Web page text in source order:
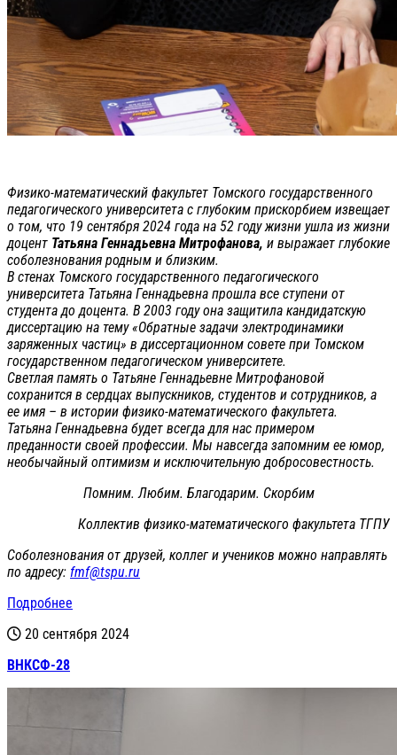
Физико-математический факультет Томского государственного
педагогического университета с глубоким прискорбием извещает
о том, что 19 сентября 2024 года на 52 году жизни ушла из жизни
доцент Татьяна Геннадьевна Митрофанова, и выражает глубокие
соболезнования родным и близким.
В стенах Томского государственного педагогического
университета Татьяна Геннадьевна прошла все ступени от
студента до доцента. В 2003 году она защитила кандидатскую
диссертацию на тему «Обратные задачи электродинамики
заряженных частиц» в диссертационном совете при Томском
государственном педагогическом университете.
Светлая память о Татьяне Геннадьевне Митрофановой
сохранится в сердцах выпускников, студентов и сотрудников, а
ее имя – в истории физико-математического факультета.
Татьяна Геннадьевна будет всегда для нас примером
преданности своей профессии. Мы навсегда запомним ее юмор,
необычайный оптимизм и исключительную добросовестность.
Помним. Любим. Благодарим. Скорбим
Коллектив физико-математического факультета ТГПУ
Соболезнования от друзей, коллег и учеников можно направлять
по адресу: fmf@tspu.ru
Подробнее
20 сентября 2024
ВНКСФ-28